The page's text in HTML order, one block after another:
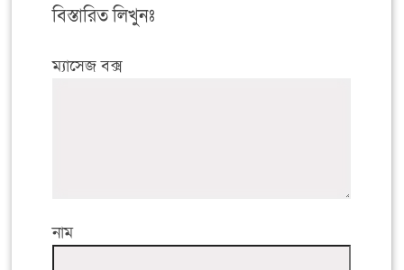
বিস্তারিত লিখুনঃ
ম্যাসেজ বক্স
নাম